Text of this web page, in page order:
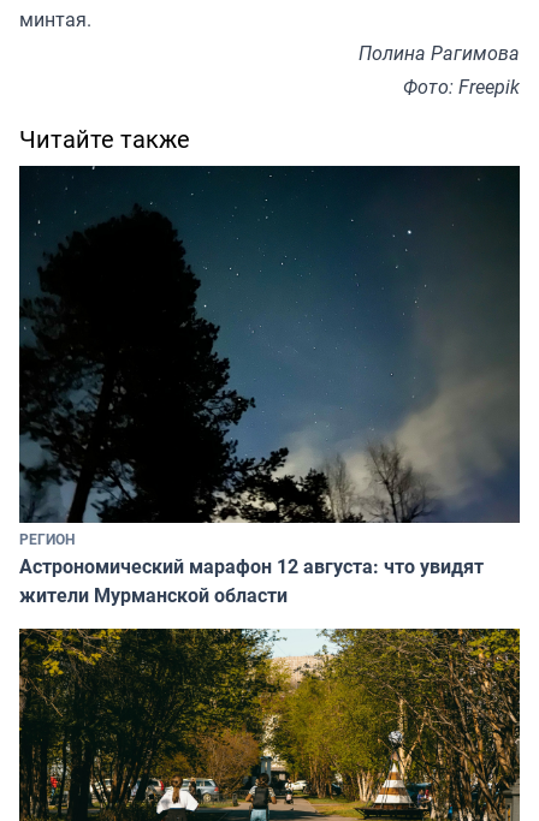
минтая.
Полина Рагимова
Фото: Freepik
Читайте также
РЕГИОН
Астрономический марафон 12 августа: что увидят
жители Мурманской области